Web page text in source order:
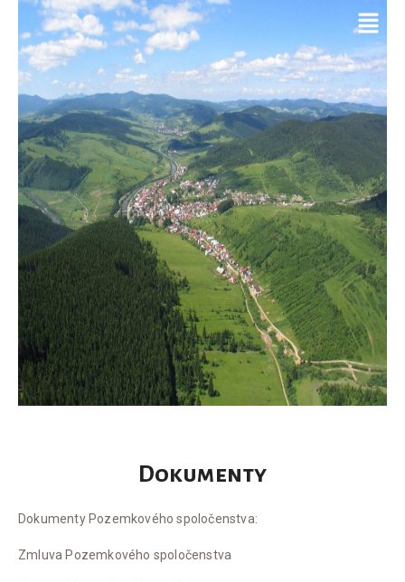
Dokumenty
Dokumenty Pozemkového spoločenstva:
Zmluva Pozemkového spoločenstva